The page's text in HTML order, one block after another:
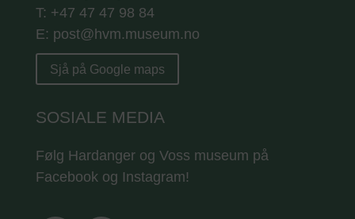
T: +47 47 47 98 84
E: post@hvm.museum.no
Sjå på Google maps
SOSIALE MEDIA
Følg Hardanger og Voss museum på
Facebook og Instagram!